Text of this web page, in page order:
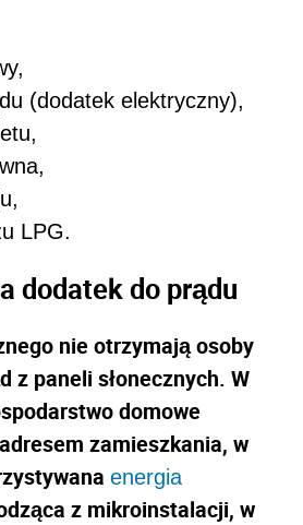
(dodatek elektryczny),
LPG.
dodatek do prądu
nie otrzymają osoby
z paneli słonecznych. W
domowe
zamieszkania, w
energia
z mikroinstalacji, w